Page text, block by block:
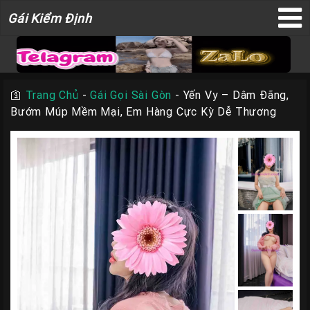
Gái Kiểm Định
Gái
Định
×
TRANG
CHỦ
Liên
🛐 Trang Chủ -Gái Gọi Sài Gòn - Yến Vy – Dâm Đãng,
Bướm Múp Mềm Mại, Em Hàng Cực Kỳ Dễ Thương